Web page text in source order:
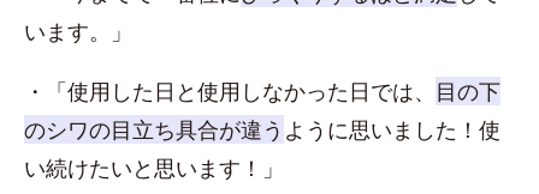
います。」
・「使用した日と使用しなかった日では、 目の下
のシワの目立ち具合が違う ように思いました！使
い続けたいと思います！」